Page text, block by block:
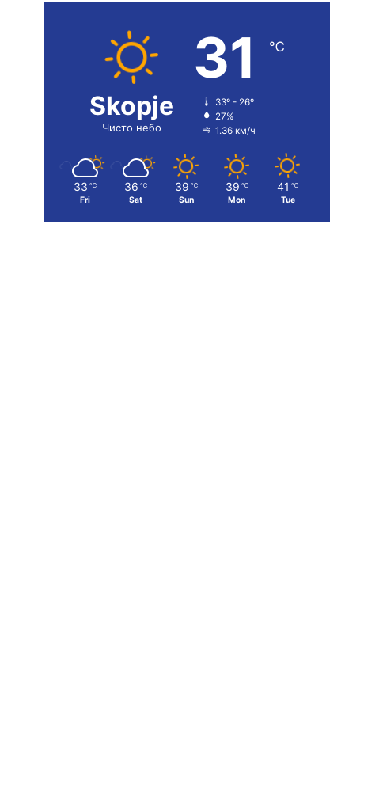
Skopje
Чисто небо
31 ℃
33º - 26º
27%
1.36 км/ч
33 ℃
Fri
36 ℃
Sat
39 ℃
Sun
39 ℃
Mon
41 ℃
Tue